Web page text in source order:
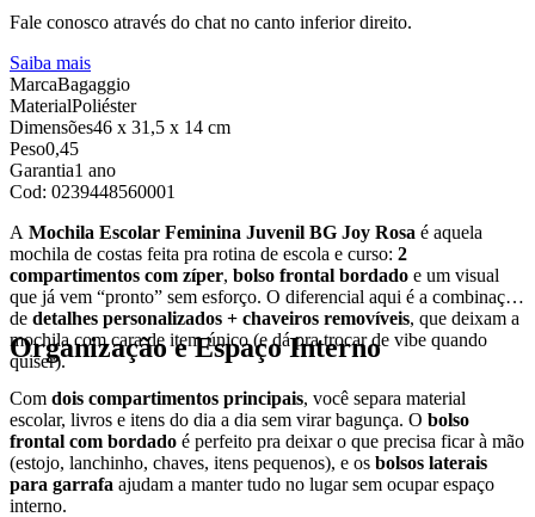
Fale conosco através do chat no canto inferior direito.
Saiba mais
MarcaBagaggio
MaterialPoliéster
Dimensões46 x 31,5 x 14 cm
Peso0,45
Garantia1 ano
Cod: 0239448560001
A Mochila Escolar Feminina Juvenil BG Joy Rosa é aquela
mochila de costas feita pra rotina de escola e curso: 2
compartimentos com zíper, bolso frontal bordado e um visual
que já vem “pronto” sem esforço. O diferencial aqui é a combinação
de detalhes personalizados + chaveiros removíveis, que deixam a
mochila com cara de item único (e dá pra trocar de vibe quando
quiser).
Organização e Espaço Interno
Com dois compartimentos principais, você separa material
escolar, livros e itens do dia a dia sem virar bagunça. O bolso
frontal com bordado é perfeito pra deixar o que precisa ficar à mão
(estojo, lanchinho, chaves, itens pequenos), e os bolsos laterais
para garrafa ajudam a manter tudo no lugar sem ocupar espaço
interno.